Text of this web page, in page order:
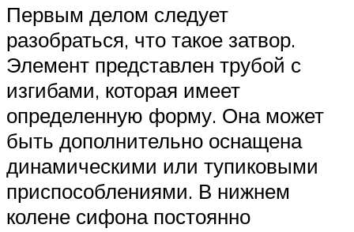
Первым делом следует
разобраться, что такое затвор.
Элемент представлен трубой с
изгибами, которая имеет
определенную форму. Она может
быть дополнительно оснащена
динамическими или тупиковыми
приспособлениями. В нижнем
колене сифона постоянно